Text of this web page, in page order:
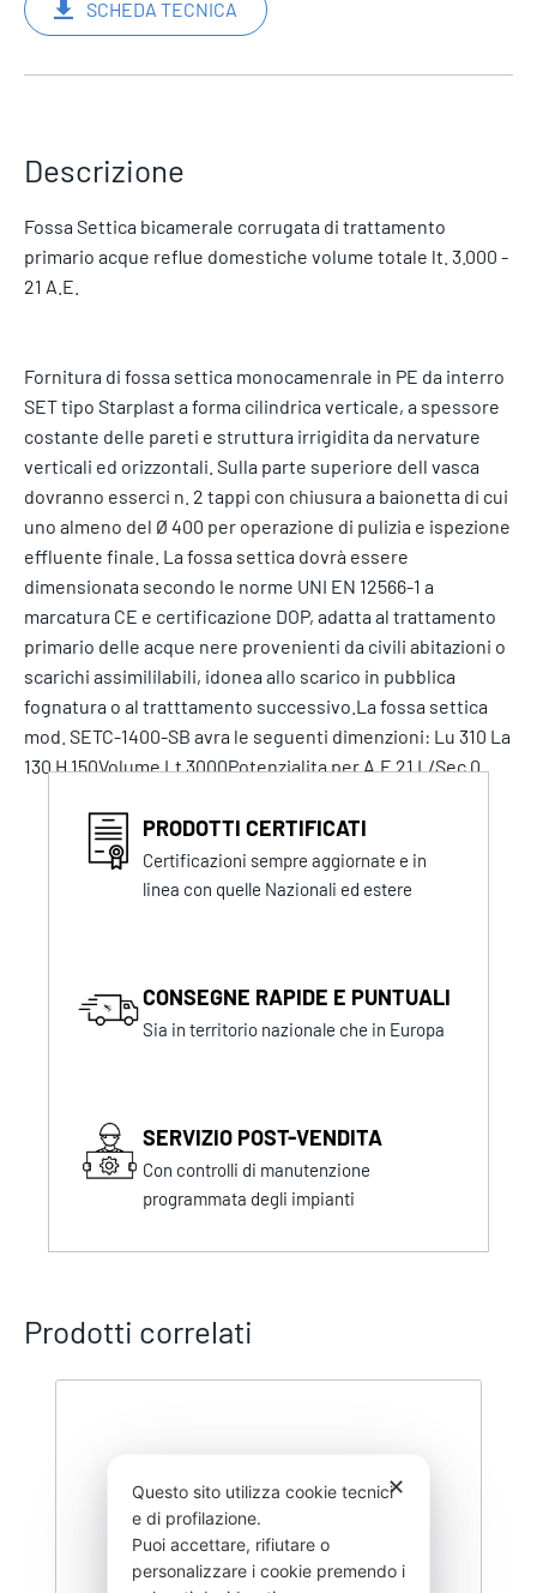
SCHEDA TECNICA
Descrizione
Fossa Settica bicamerale corrugata di trattamento
primario acque reflue domestiche volume totale lt. 3.000 -
21 A.E.
Fornitura di fossa settica monocamenrale in PE da interro
SET tipo Starplast a forma cilindrica verticale, a spessore
costante delle pareti e struttura irrigidita da nervature
verticali ed orizzontali. Sulla parte superiore dell vasca
dovranno esserci n. 2 tappi con chiusura a baionetta di cui
uno almeno del Ø 400 per operazione di pulizia e ispezione
effluente finale. La fossa settica dovrà essere
dimensionata secondo le norme UNI EN 12566-1 a
marcatura CE e certificazione DOP, adatta al trattamento
primario delle acque nere provenienti da civili abitazioni o
scarichi assimililabili, idonea allo scarico in pubblica
fognatura o al tratttamento successivo.La fossa settica
mod. SETC-1400-SB avra le seguenti dimenzioni: Lu 310 La
130 H 150Volume Lt 3000Potenzialita per A.E 21 L/Sec 0
PRODOTTI CERTIFICATI
Certificazioni sempre aggiornate e in
linea con quelle Nazionali ed estere
CONSEGNE RAPIDE E PUNTUALI
Sia in territorio nazionale che in Europa
SERVIZIO POST-VENDITA
Con controlli di manutenzione
programmata degli impianti
Prodotti correlati
✕
Questo sito utilizza cookie tecnici
e di profilazione.
Puoi accettare, rifiutare o
personalizzare i cookie premendo i